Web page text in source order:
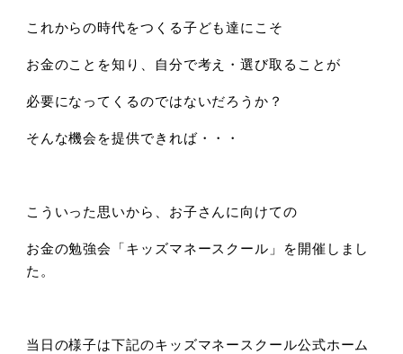
これからの時代をつくる子ども達にこそ
お金のことを知り、自分で考え・選び取ることが
必要になってくるのではないだろうか？
そんな機会を提供できれば・・・
こういった思いから、お子さんに向けての
お金の勉強会「キッズマネースクール」を開催しまし
た。
当日の様子は下記のキッズマネースクール公式ホーム